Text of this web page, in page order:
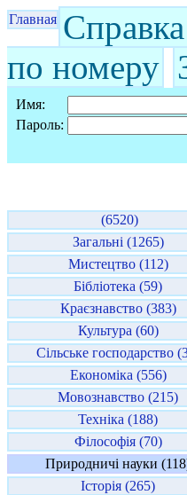
Главная Справка
по номеру
Имя:
Пароль:
(6520)
Загальні (1265)
Мистецтво (112)
Бібліотека (59)
Краєзнавство (383)
Культура (60)
Сільське господарство
Економіка (556)
Мовознавство (215)
Техніка (188)
Філософія (70)
Природничі науки
Історія (265)